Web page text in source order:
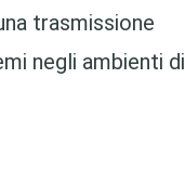
trasmissione
negli ambienti di